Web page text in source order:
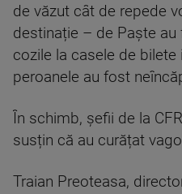
de văzut cât de repede
destinație – de Paște
cozile la casele de bilete
peroanele au fost
În schimb, șefii de la
susțin că au curățat
Traian Preoteasa,